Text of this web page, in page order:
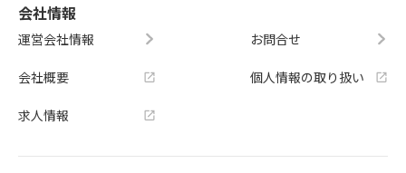
会社情報
運営会社情報
会社概要
求人情報
お問合せ
個人情報の取り扱い